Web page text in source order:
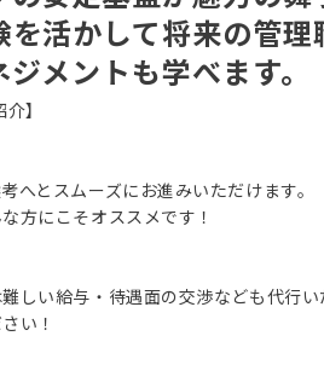
活かして将来の管理
メントも学べます。
】
へとスムーズにお進みいただけます。
方にこそオススメです！
しい給与・待遇面の交渉なども代行い
い！